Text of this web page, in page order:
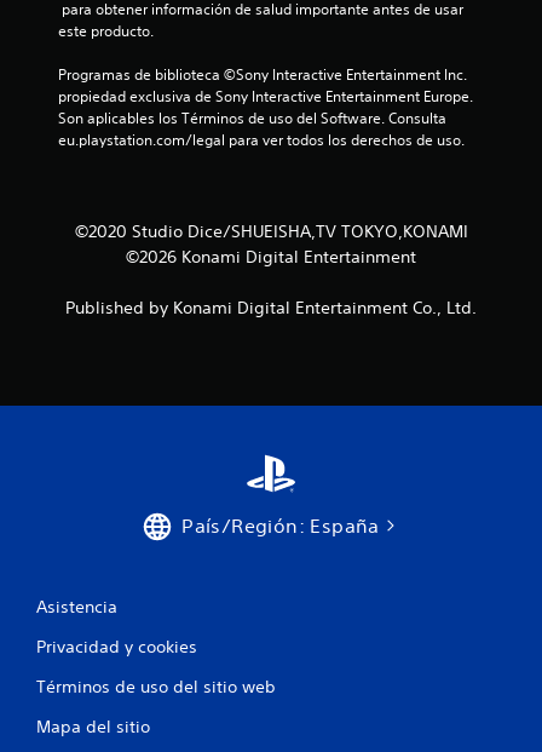
este producto.
Programas de biblioteca ©Sony Interactive Entertainment Inc.
propiedad exclusiva de Sony Interactive Entertainment Europe.
Son aplicables los Términos de uso del Software. Consulta
eu.playstation.com/legal para ver todos los derechos de uso.
©2020 Studio Dice/SHUEISHA,TV TOKYO,KONAMI
©2026 Konami Digital Entertainment
Published by Konami Digital Entertainment Co., Ltd.
País/Región: España
Asistencia
Privacidad y cookies
Términos de uso del sitio web
Mapa del sitio